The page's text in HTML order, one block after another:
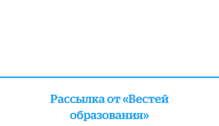
Рассылка от «Вестей
образования»